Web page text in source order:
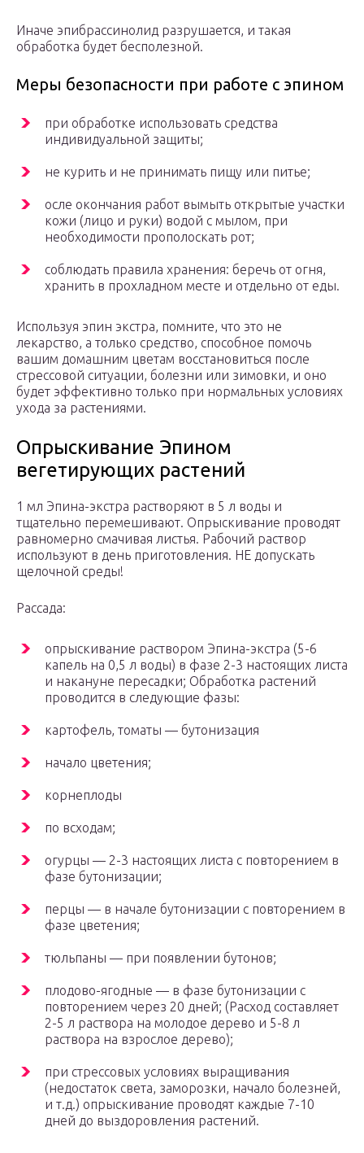
Иначе эпибрассинолид разрушается, и такая
обработка будет бесполезной.
Меры безопасности при работе с эпином
при обработке использовать средства
индивидуальной защиты;
не курить и не принимать пищу или питье;
осле окончания работ вымыть открытые участки
кожи (лицо и руки) водой с мылом, при
необходимости прополоскать рот;
соблюдать правила хранения: беречь от огня,
хранить в прохладном месте и отдельно от еды.
Используя эпин экстра, помните, что это не
лекарство, а только средство, способное помочь
вашим домашним цветам восстановиться после
стрессовой ситуации, болезни или зимовки, и оно
будет эффективно только при нормальных условиях
ухода за растениями.
Опрыскивание Эпином
вегетирующих растений
1 мл Эпина-экстра растворяют в 5 л воды и
тщательно перемешивают. Опрыскивание проводят
равномерно смачивая листья. Рабочий раствор
используют в день приготовления. НЕ допускать
щелочной среды!
Рассада:
опрыскивание раствором Эпина-экстра (5-6
капель на 0,5 л воды) в фазе 2-3 настоящих листа
и накануне пересадки; Обработка растений
проводится в следующие фазы:
картофель, томаты — бутонизация
начало цветения;
корнеплоды
по всходам;
огурцы — 2-3 настоящих листа с повторением в
фазе бутонизации;
перцы — в начале бутонизации с повторением в
фазе цветения;
тюльпаны — при появлении бутонов;
плодово-ягодные — в фазе бутонизации с
повторением через 20 дней; (Расход составляет
2-5 л раствора на молодое дерево и 5-8 л
раствора на взрослое дерево);
при стрессовых условиях выращивания
(недостаток света, заморозки, начало болезней,
и т.д.) опрыскивание проводят каждые 7-10
дней до выздоровления растений.